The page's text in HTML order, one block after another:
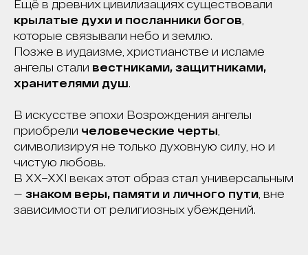
Ещё в древних цивилизациях существовали
крылатые духи и посланники богов
которые связывали небо и землю.
Позже в иудаизме, христианстве и исламе
ангелы стали вестниками, защитниками,
хранителями душ.
В искусстве эпохи Возрождения ангелы
приобрели человеческие черты
символизируя не только духовную силу, но и
чистую любовь.
В XX–XXI веках этот образ стал универсальным
— знаком веры, памяти и личного пути , вне
зависимости от религиозных убеждений.